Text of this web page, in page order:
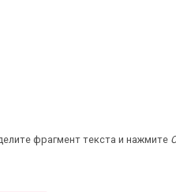
фрагмент текста и нажмите